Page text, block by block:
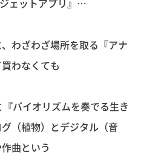
ェットアプリ』…
わざわざ場所を取る『アナ
わなくても
バイオリズムを奏でる生き
（植物）とデジタル（音
曲という